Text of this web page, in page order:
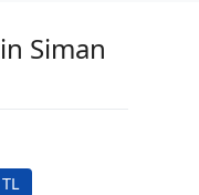
Siman